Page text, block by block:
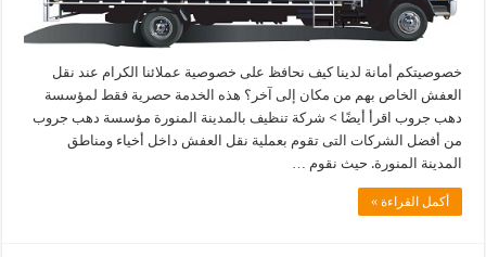
خصوصيتكم أمانة لدينا كيف نحافظ على خصوصية عملائنا الكرام عند نقل
العفش الخاص بهم من مكان إلى آخر؟ هذه الخدمة حصرية فقط لمؤسسة
دهب جروب اقرأ أيضًا > شركة تنظيف بالمدينة المنورة مؤسسة دهب جروب
من أفضل الشركات التى تقوم بعملية نقل العفش داخل أخياء ومناطق
المدينة المنورة. حيث نقوم …
أكمل القراءة »